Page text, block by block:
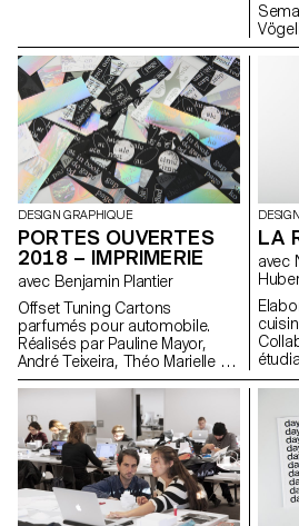
DESIGN GRAPHIQUE
PORTES OUVERTES
2018 – IMPRIMERIE
avec Benjamin Plantier
Offset Tuning Cartons
parfumés pour automobile.
Réalisés par Pauline Mayor,
André Teixeira, Théo Marielle et
Loïc Volkart (3CVdg)
Impression sur Presse Offset
O' Ciuccio Posters en
Letterpress Réalisés par Eliott
Villars (2CVph) et Simon Jaton
(2AV) Impression sur Presses à
épreuves UNTITLED Posters en
Letterpress Réalisés par
Guillaume Besson, Lucas
LA
avec Nicolas Haeni, Robert